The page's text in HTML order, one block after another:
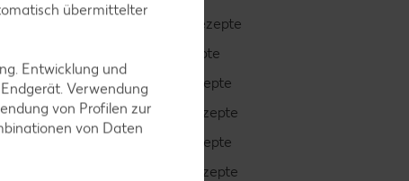
Smoothie-Rezepte
Bowle-Rezepte
Cocktail-Rezepte
Avocado-Rezepte
Erdbeer-Rezepte
Blaubeer-Rezepte
übermittelter
Entwicklung und
Verwendung
von Profilen zur
von Daten